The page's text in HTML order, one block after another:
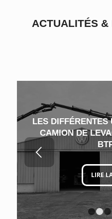
ACTUALITÉS &
LES DIFFÉRENTES
CAMION DE
LIRE